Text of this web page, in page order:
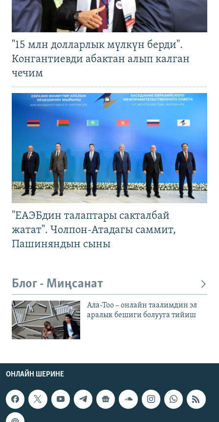
"15 млн долларлык мүлкүн берди".
Конгантиевди абактан алып калган
чечим
"ЕАЭБдин талаптары сакталбай
жатат". Чолпон-Атадагы саммит,
Пашиняндын сыны
Блог - Миңсанат
Ала-Тоо – онлайн таалимдин эл
аралык бешиги болууга тийиш
ОНЛАЙН ШЕРИНЕ